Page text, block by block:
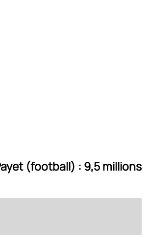
(football) : 9,5 millions